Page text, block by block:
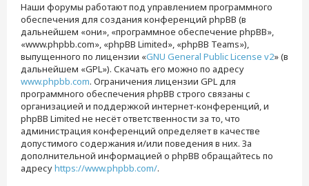
Наши форумы работают под управлением программного
обеспечения для создания конференций phpBB (в
дальнейшем «они», «программное обеспечение phpBB»,
«www.phpbb.com», «phpBB Limited», «phpBB Teams»),
выпущенного по лицензии «GNU General Public License v2» (в
дальнейшем «GPL»). Скачать его можно по адресу
www.phpbb.com. Ограничения лицензии GPL для
программного обеспечения phpBB строго связаны с
организацией и поддержкой интернет-конференций, и
phpBB Limited не несёт ответственности за то, что
администрация конференций определяет в качестве
допустимого содержания и/или поведения в них. За
дополнительной информацией о phpBB обращайтесь по
адресуhttps://www.phpbb.com/.